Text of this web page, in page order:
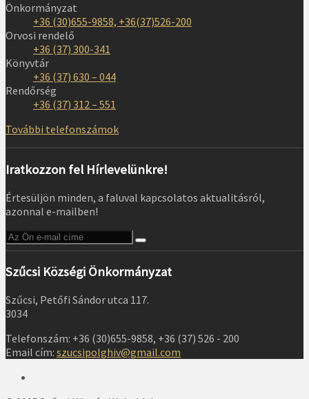
Önkormányzat
+36 (30)655-9858, +36(37)526-200
Orvosi rendelő
+36 (37) 300-341
Könyvtár
+36 (37) 630 – 044
Rendőrség
+36 (37) 312 – 551
További telefonszámok
Iratkozzon fel Hírlevelünkre!
Értesüljön minden, a faluval kapcsolatos aktualitásról,
azonnal e-mailben!
Szűcsi Községi Önkormányzat
Szűcsi, Petőfi Sándor utca 117.
3034
Telefonszám: +36 (30)655-9858, +36 (37) 526 - 200
Email cím: szucsipolghiv@gmail.com